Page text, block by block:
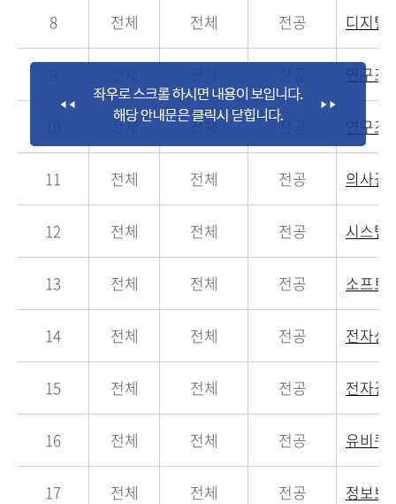
8 전체 전체 전공 디지털
연구
전체 전체 전공 연구
11 전체 전체 전공 의사결
12 전체 전체 전공 시스템
13 전체 전체 전공 소프트
14 전체 전체 전공 전자상
15 전체 전체 전공 전자결
16 전체 전체 전공 유비쿼
17 전체 전체 전공 정보보